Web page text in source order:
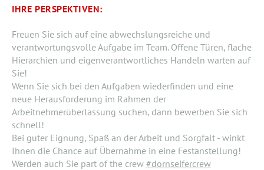
IHRE PERSPEKTIVEN:
Freuen Sie sich auf eine abwechslungsreiche und
verantwortungsvolle Aufgabe im Team. Offene Türen, flache
Hierarchien und eigenverantwortliches Handeln warten auf
Sie!
Wenn Sie sich bei den Aufgaben wiederfinden und eine
neue Herausforderung im Rahmen der
Arbeitnehmerüberlassung suchen, dann bewerben Sie sich
schnell!
Bei guter Eignung, Spaß an der Arbeit und Sorgfalt - winkt
Ihnen die Chance auf Übernahme in eine Festanstellung!
Werden auch Sie part of the crew #dornseifercrew